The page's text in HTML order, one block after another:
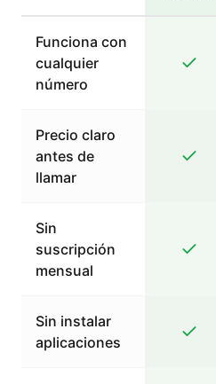
Funciona con
cualquier
número
Precio claro
antes de
llamar
Sin
suscripción
mensual
Sin instalar
aplicaciones